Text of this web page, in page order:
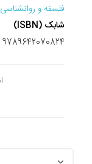
فلسفه و روانشناسی
شابک (ISBN)
9789642070824